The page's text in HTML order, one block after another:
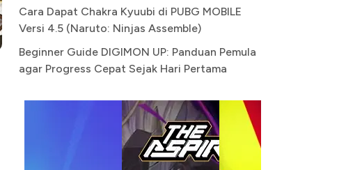
Cara Dapat Chakra Kyuubi di PUBG MOBILE
Versi 4.5 (Naruto: Ninjas Assemble)
Beginner Guide DIGIMON UP: Panduan Pemula
agar Progress Cepat Sejak Hari Pertama